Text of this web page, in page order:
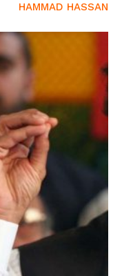
HAMMAD HASSAN